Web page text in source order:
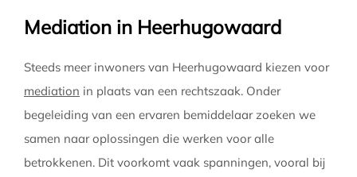
Mediation in Heerhugowaard
Steeds meer inwoners van Heerhugowaard kiezen voor
mediation in plaats van een rechtszaak. Onder
begeleiding van een ervaren bemiddelaar zoeken we
samen naar oplossingen die werken voor alle
betrokkenen. Dit voorkomt vaak spanningen, vooral bij